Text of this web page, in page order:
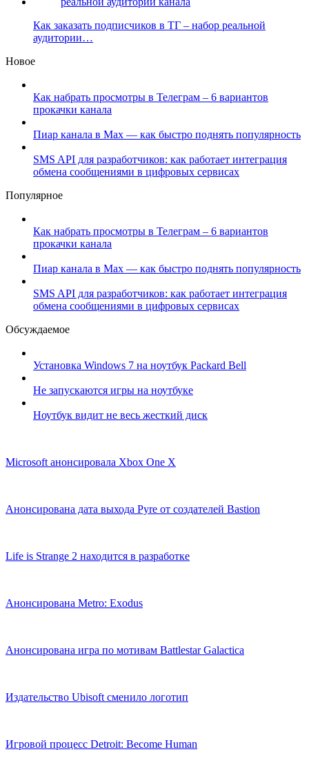
Как заказать подписчиков в ТГ – набор реальной
аудитории…
Новое
Как набрать просмотры в Телеграм – 6 вариантов
прокачки канала
Пиар канала в Max — как быстро поднять популярность
SMS API для разработчиков: как работает интеграция
обмена сообщениями в цифровых сервисах
Популярное
Как набрать просмотры в Телеграм – 6 вариантов
прокачки канала
Пиар канала в Max — как быстро поднять популярность
SMS API для разработчиков: как работает интеграция
обмена сообщениями в цифровых сервисах
Обсуждаемое
Установка Windows 7 на ноутбук Packard Bell
Не запускаются игры на ноутбуке
Ноутбук видит не весь жесткий диск
Microsoft анонсировала Xbox One X
Анонсирована дата выхода Pyre от создателей Bastion
Life is Strange 2 находится в разработке
Анонсирована Metro: Exodus
Анонсирована игра по мотивам Battlestar Galactica
Издательство Ubisoft сменило логотип
Игровой процесс Detroit: Become Human